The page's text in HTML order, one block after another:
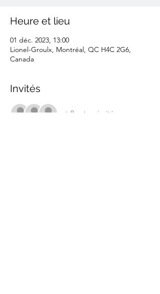
Heure et lieu
01 déc. 2023, 13:00
Lionel-Groulx, Montréal, QC H4C 2G6,
Canada
Invités
+ 8 autres invités